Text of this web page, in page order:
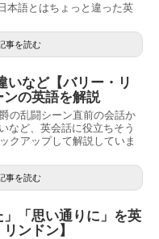
本語とはちょっと違った英
事を読む
いなど【バリー・リ
ンの英語を解説
の乱闘シーン直前の会話か
など、英会話に役立ちそう
クアップして解説していま
事を読む
」「思い通りに」を英
ンドン】